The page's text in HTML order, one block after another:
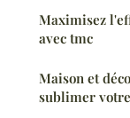
Maximisez
avec tmc
Maison et
sublimer